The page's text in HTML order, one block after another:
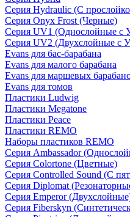
Серия Hydraulic (С
Серия Onyx Frost (Черные)
Серия UV1 (Однослойные с
Серия UV2 (Двухслойные с
Evans для бас-барабана
Evans для малого барабана
Evans для маршевых
Evans для томов
Пластики Ludwig
Пластики Megatone
Пластики Peace
Пластики REMO
Наборы пластиков REMO
Серия Ambassador
Серия Colortone (Цветные)
Серия Controlled Sound (С
Серия Diplomat
Серия Emperor
Серия Fiberskyn